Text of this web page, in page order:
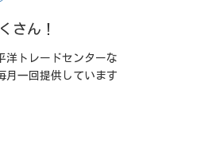
さん！
洋トレードセンターな
月一回提供しています